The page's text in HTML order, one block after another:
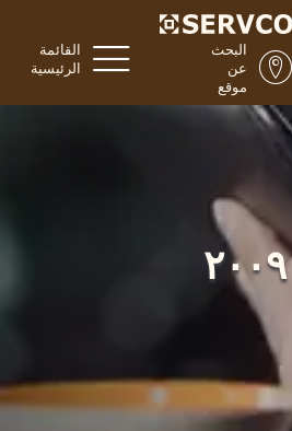
القائمة
الرئيسية
البحث
عن
موقع
٢٠٠٩